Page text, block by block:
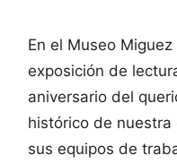
En el Museo
exposición de
aniversario del
histórico de
sus equipos de